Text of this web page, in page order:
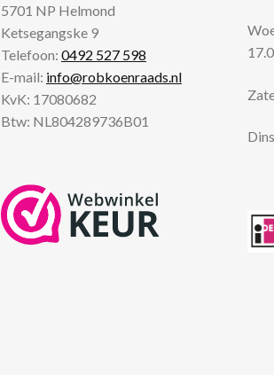
5701 NP Helmond
Ketsegangske 9
Telefoon:0492 527 598
E-mail: info@robkoenraads.nl
KvK: 17080682
Btw: NL804289736B01